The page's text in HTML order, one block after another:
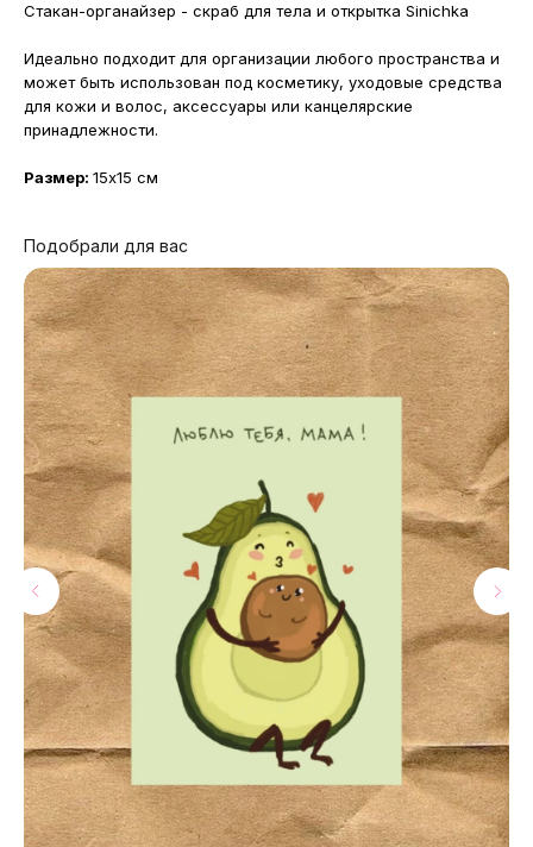
Стакан-органайзер - скраб для тела и открытка Sinichka
Идеально подходит для организации любого пространства и
может быть использован под косметику, уходовые средства
для кожи и волос, аксессуары или канцелярские
принадлежности.
Размер: 15х15 см
Подобрали для вас
МАГАЗИНЫ
Потрогать, примерить,
ВЛЮБИТЬСЯ И КУПИТЬ
наш бренд вы можете по адресу